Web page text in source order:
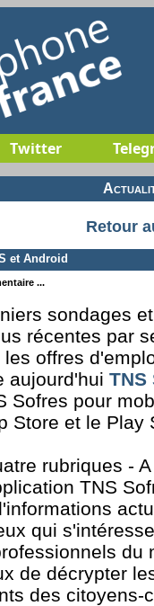
Twitter
Retour
et Android
...
sondages
récentes par
offres
aujourd'hui TNS
Sofres pour
Store et le Play
rubriques -
TNS
qui
du
de décrypter
des citoyens-